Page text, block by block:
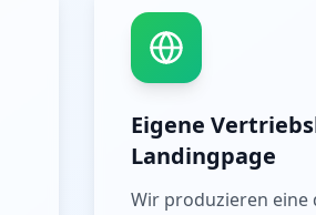
Eigene
Landingpage
Wir produzieren eine